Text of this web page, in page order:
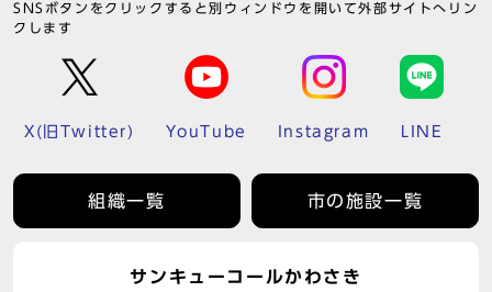
SNSボタンをクリックすると別ウィンドウを開いて外部サイトへリン
クします
X(旧Twitter) YouTube Instagram LINE
組織一覧 市の施設一覧
サンキューコールかわさき